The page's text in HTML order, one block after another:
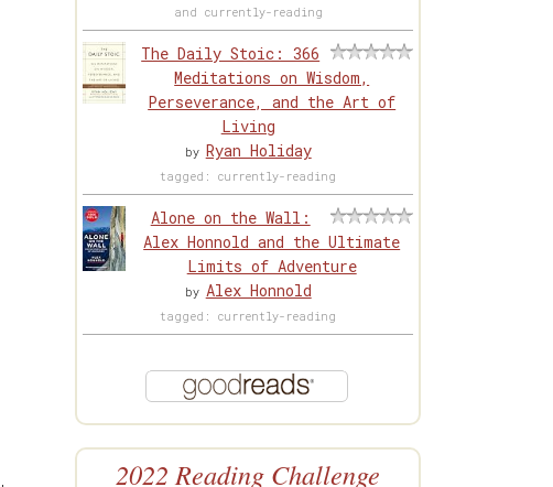
and currently-reading
The Daily Stoic: 366
Meditations on Wisdom,
Perseverance, and the Art of
Living
by Ryan Holiday
tagged: currently-reading
Alone on the Wall:
Alex Honnold and the Ultimate
Limits of Adventure
by Alex Honnold
tagged: currently-reading
2022 Reading Challenge